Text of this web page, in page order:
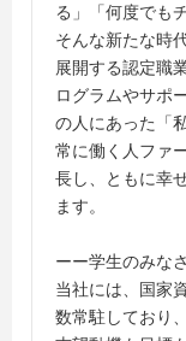
る」「何度でも
そんな新たな時
展開する認定職
ログラムやサポ
の人にあった「
常に働く人ファ
長し、ともに幸
ます。
ーー学生のみな
当社には、国家
数常駐しており